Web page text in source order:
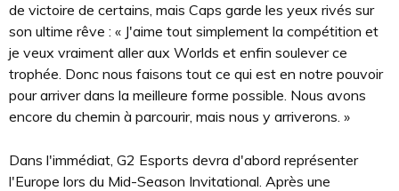
de victoire de certains, mais Caps garde les yeux rivés sur
son ultime rêve : « J'aime tout simplement la compétition et
je veux vraiment aller aux Worlds et enfin soulever ce
trophée. Donc nous faisons tout ce qui est en notre pouvoir
pour arriver dans la meilleure forme possible. Nous avons
encore du chemin à parcourir, mais nous y arriverons. »
Dans l'immédiat, G2 Esports devra d'abord représenter
l'Europe lors du Mid-Season Invitational. Après une